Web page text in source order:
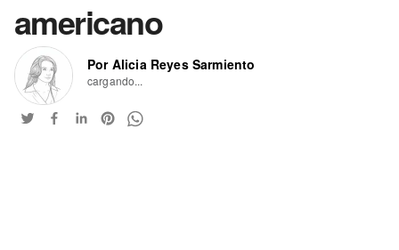
americano
Por Alicia Reyes Sarmiento
cargando...